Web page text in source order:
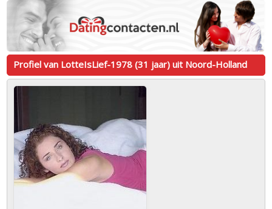
Profiel van LotteIsLief-1978 (31 jaar) uit Noord-Holland